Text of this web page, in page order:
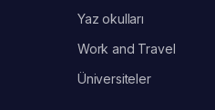
Yaz okulları
Work and Travel
Üniversiteler